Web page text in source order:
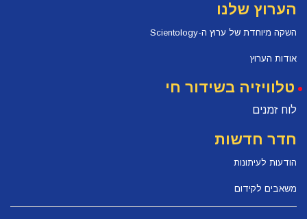
הערוץ שלנו
השקה מיוחדת של ערוץ ה-Scientology
אודות הערוץ
טלוויזיה בשידור חי
לוח זמנים
חדר חדשות
הודעות לעיתונות
משאבים לקידום